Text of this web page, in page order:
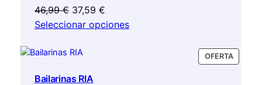
en
página
46,99€ El
precio
era:
37,59 €El
precio
Seleccionar opciones
OFERTA
EN
Bailarinas RIA